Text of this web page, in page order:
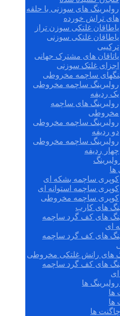
رولبرینگ های سوزنی با حلقه
های تراش خورده
یاطاقان غلتکی سوزن تراز
یاطاقان غلتکی سوزنی
ترکیبی
یاتاقان های مشترک جهانی
اجزای غلتک سوزنی
ساچمه مخروطی
رولبرینگ ساچمه مخروطی
یک ردیفه
رولبرینگ های ساچمه
مخروطی
رولبرینگ ساچمه مخروطی
دو ردیفه
رولبرینگ ساچمه مخروطی
چهار ردیفه
ها
کوپری ساچمه بشکه ای
کوپری ساچمه استوانه ای
کوپری ساچمه مخروطی
های کارب
های کف گرد ساچمه
ای
های کف گرد ساچمه
های رانش غلتکی مخروطی
های کف گرد ساچمه
ها
ها
ها
ها